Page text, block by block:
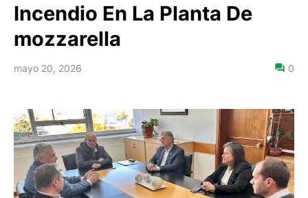
Incendio En La Planta De
mozzarella
mayo 20, 2026 0